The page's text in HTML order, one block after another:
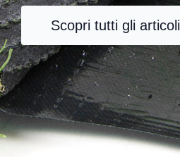
Scopri tutti gli articoli